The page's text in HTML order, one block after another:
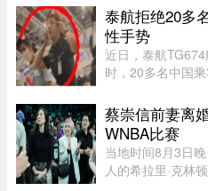
故发生在上午7点
Alexandre街与
泰航拒绝20多
性手势
近日，泰航
时，20多名中国
常起飞，现场还发
角”手势的争议。
蔡崇信前妻离
WNBA比赛
当地时间8月3日
人的希拉里·克林